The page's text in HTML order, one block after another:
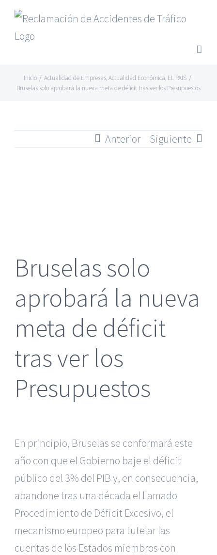
Saltar
contenido
Inicio / Actualidad de Empresas,Actualidad Económica, EL PAÍS /
Bruselas solo aprobará la nueva meta de déficit tras ver los Presupuestos
Anterior Siguiente
Bruselas solo
aprobará la nueva
meta de déficit
tras ver los
Presupuestos
En principio, Bruselas se conformará este
año con que el Gobierno baje el déficit
público del 3% del PIB y, en consecuencia,
abandone tras una década el llamado
Procedimiento de Déficit Excesivo, el
mecanismo europeo para tutelar las
cuentas de los Estados miembros con